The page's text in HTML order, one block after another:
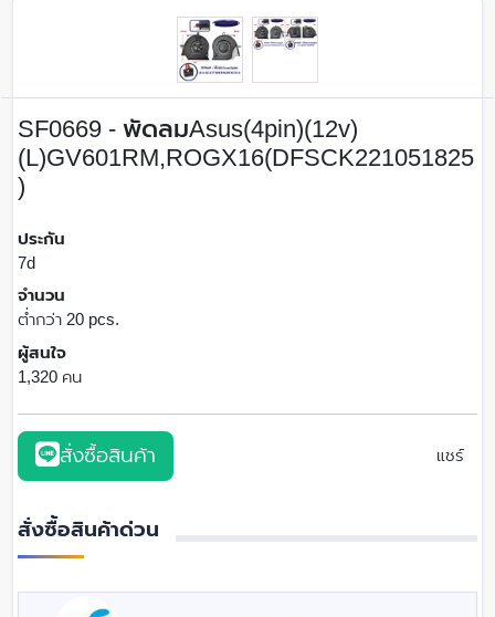
SF0669 - พัดลมAsus(4pin)(12v)
(L)GV601RM,ROGX16(DFSCK221051825
)
ประกัน
7d
จำนวน
ต่ำกว่า 20 pcs.
ผู้สนใจ
1,320 คน
สั่งซื้อสินค้า แชร์
สั่งซื้อสินค้าด่วน